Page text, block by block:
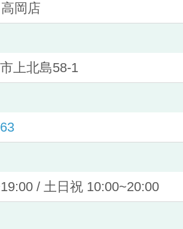
岡店
上北島58-1
/ 土日祝 10:00~20:00